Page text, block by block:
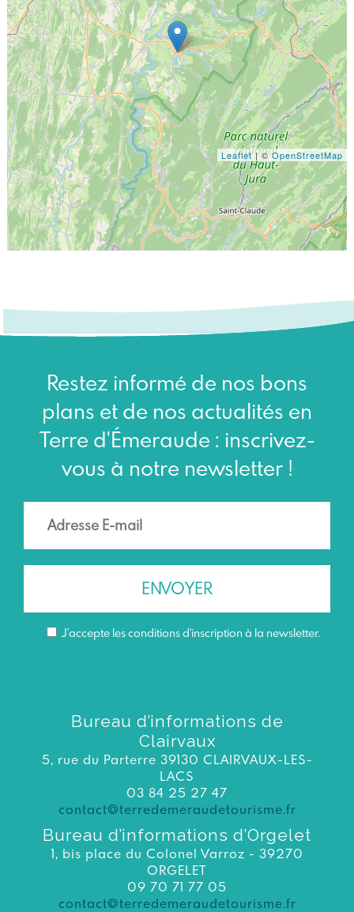
Leaflet| ©OpenStreetMap
Restez informé de nos bons
plans et de nos actualités en
Terre d'Émeraude : inscrivez-
vous à notre newsletter !
J’accepte les conditions d'inscription à la newsletter.
Bureau d’informations de
Clairvaux
5, rue du Parterre 39130 CLAIRVAUX-LES-
LACS
03 84 25 27 47
contact@terredemeraudetourisme.fr
Bureau d’informations d’Orgelet
1, bis place du Colonel Varroz - 39270
ORGELET
09 70 71 77 05
contact@terredemeraudetourisme.fr